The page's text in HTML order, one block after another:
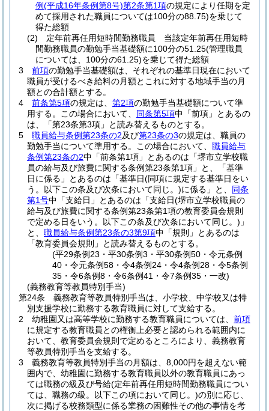
例(平成16年条例第8号)第2条第1項の規定により任期を定
めて採用された職員については100分の88.75)を乗じて
得た総額
(2)
定年前再任用短時間勤務職員 当該定年前再任用短時
間勤務職員の勤勉手当基礎額に100分の51.25(管理職員
については、100分の61.25)を乗じて得た総額
3
前項の勤勉手当基礎額は、それぞれの基準日現在において
職員が受けるべき給料の月額とこれに対する地域手当の月
額との合計額とする。
4
前条第5項の規定は、 第2項の勤勉手当基礎額について準
用する。
この場合において、 同条第5項中「前項」とあるの
は、「第23条第3項」と読み替えるものとする。
5
職員給与条例第23条の2及び第23条の3の規定は、職員の
勤勉手当について準用する。
この場合において、 職員給与
条例第23条の2中「前条第1項」とあるのは「堺市立学校職
員の給与及び旅費に関する条例第23条第1項」と、「基準
日に係る」とあるのは「基準日(同項に規定する基準日をい
う。以下この条及び次条において同じ。)に係る」と、 同条
第1号中「支給日」とあるのは「支給日(堺市立学校職員の
給与及び旅費に関する条例第23条第1項の教育委員会規則
で定める日をいう。以下この条及び次条において同じ。) 」
と、 職員給与条例第23条の3第9項中「規則」とあるのは
「教育委員会規則」と読み替えるものとする。
(平29条例23・平30条例3・平30条例50・令元条例
40・令元条例58・令4条例24・令4条例28・令5条例
35・令6条例8・令6条例41・令7条例35・一改)
(義務教育等教員特別手当)
第24条
義務教育等教員特別手当は、小学校、中学校又は特
別支援学校に勤務する教育職員に対して支給する。
2
幼稚園又は高等学校に勤務する教育職員については、 前項
に規定する教育職員との権衡上必要と認められる範囲内に
おいて、教育委員会規則で定めるところにより、義務教育
等教員特別手当を支給する。
3
義務教育等教員特別手当の月額は、8,000円を超えない範
囲内で、幼稚園に勤務する教育職員以外の教育職員にあっ
ては職務の級及び号給(定年前再任用短時間勤務職員につい
ては、職務の級。以下この項において同じ。)の別に応じ、
次に掲げる校務類型に係る業務の困難性その他の事情を考